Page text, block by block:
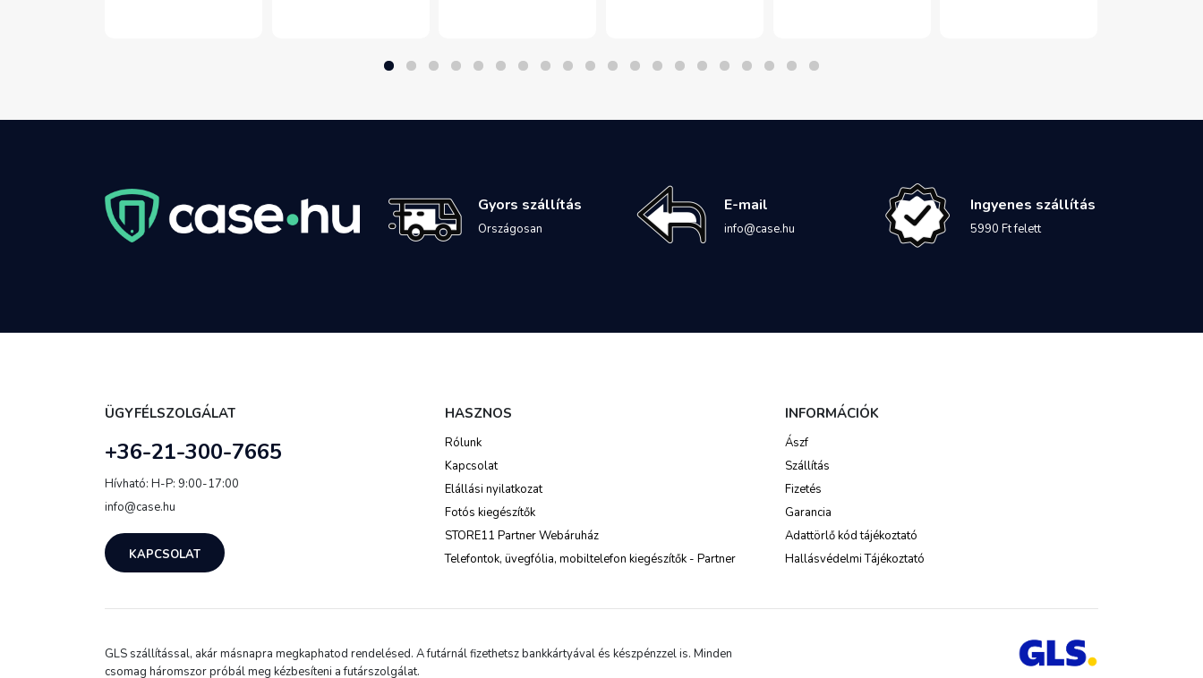
Gyors szállítás
Országosan
E-mail
info@case.hu
Ingyenes szállítás
5990 Ft felett
ÜGYFÉLSZOLGÁLAT
+36-21-300-7665
Hívható: H-P: 9:00-17:00
info@case.hu
KAPCSOLAT
HASZNOS
Rólunk
Kapcsolat
Elállási nyilatkozat
Fotós kiegészítők
STORE11 Partner Webáruház
Telefontok, üvegfólia, mobiltelefon kiegészítők - Partner
INFORMÁCIÓK
Ászf
Szállítás
Fizetés
Garancia
Adattörlő kód tájékoztató
Hallásvédelmi Tájékoztató
GLS szállítással, akár másnapra megkaphatod rendelésed. A futárnál fizethetsz bankkártyával és készpénzzel is. Minden
csomag háromszor próbál meg kézbesíteni a futárszolgálat.